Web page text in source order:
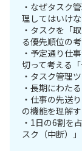
・なぜタスク
理してはいけ
・タスクを「
る優先順位の
・予定通り仕
切って考える
・タスク管理
・長期にわた
・仕事の先送
の機能を理解
・1日の6割を
スク（中断）